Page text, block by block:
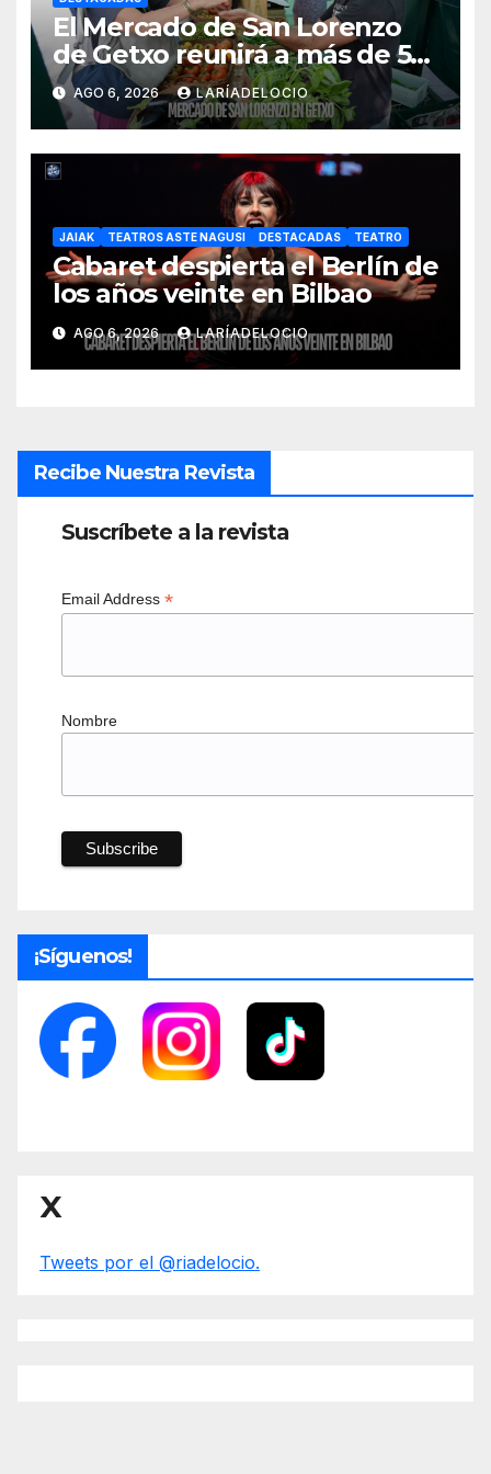
El Mercado de San Lorenzo
de Getxo reunirá a más de 50
productores del País Vasco
AGO 6, 2026 LARÍADELOCIO
JAIAK TEATROS ASTE NAGUSI DESTACADAS TEATRO
Cabaret despierta el Berlín de
los años veinte en Bilbao
AGO 6, 2026 LARÍADELOCIO
Recibe Nuestra Revista
Suscríbete a la revista
Email Address *
Nombre
¡Síguenos!
X
Tweets por el @riadelocio.